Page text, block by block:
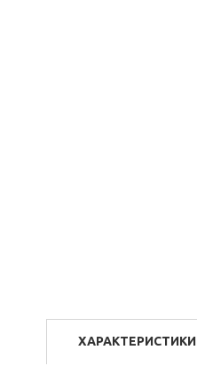
ХАРАКТЕРИСТИКИ